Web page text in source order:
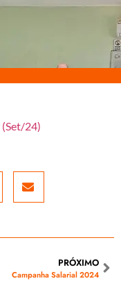
PRÓXIMO
Campanha Salarial 2024